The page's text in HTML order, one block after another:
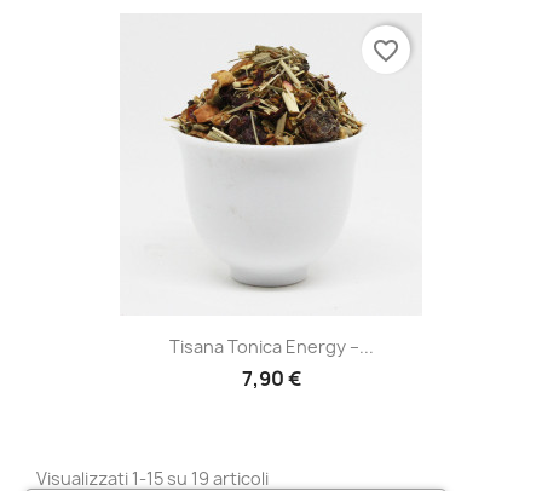
Tisana Tonica Energy –...
7,90 €
favorite_border
Visualizzati 1-15 su 19 articoli